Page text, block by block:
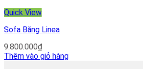
Quick View
Sofa Băng Linea
9.800.000₫
Thêm vào giỏ hàng